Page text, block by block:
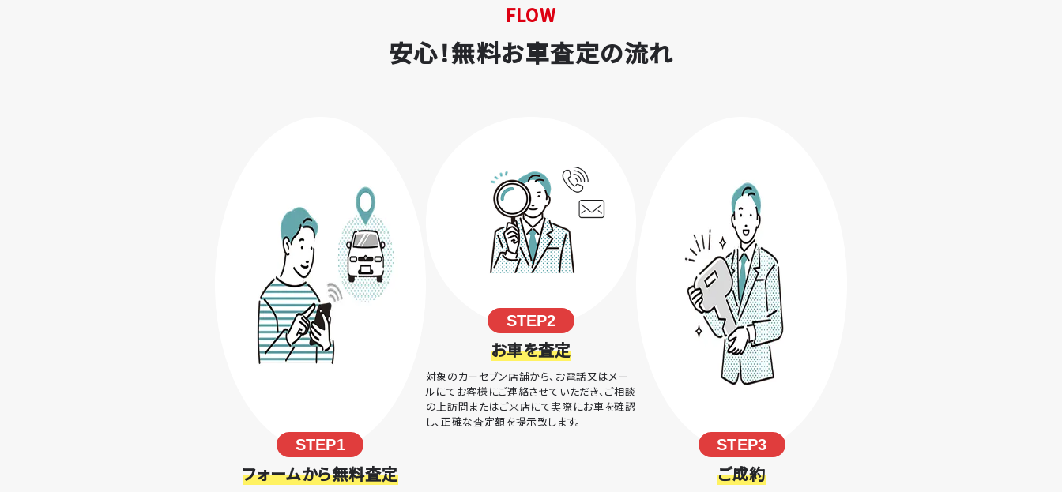
FLOW
安心！無料お車査定の流れ
STEP1
フォームから無料査定
STEP2
お車を査定
対象のカーセブン店舗から、お電話又はメー
ルにてお客様にご連絡させていただき、ご相談
の上訪問またはご来店にて実際にお車を確認
し、正確な査定額を提示致します。
STEP3
ご成約